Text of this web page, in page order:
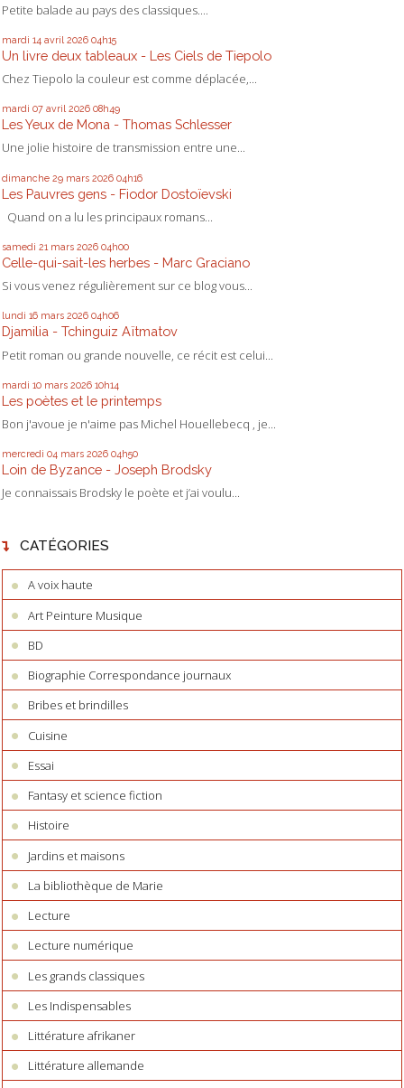
Petite balade au pays des classiques....
mardi 14 avril 2026 04h15
Un livre deux tableaux - Les Ciels de Tiepolo
Chez Tiepolo la couleur est comme déplacée,...
mardi 07 avril 2026 08h49
Les Yeux de Mona - Thomas Schlesser
Une jolie histoire de transmission entre une...
dimanche 29 mars 2026 04h16
Les Pauvres gens - Fiodor Dostoïevski
Quand on a lu les principaux romans...
samedi 21 mars 2026 04h00
Celle-qui-sait-les herbes - Marc Graciano
Si vous venez régulièrement sur ce blog vous...
lundi 16 mars 2026 04h06
Djamilia - Tchinguiz Aïtmatov
Petit roman ou grande nouvelle, ce récit est celui...
mardi 10 mars 2026 10h14
Les poètes et le printemps
Bon j'avoue je n'aime pas Michel Houellebecq , je...
mercredi 04 mars 2026 04h50
Loin de Byzance - Joseph Brodsky
Je connaissais Brodsky le poète et j’ai voulu...
CATÉGORIES
A voix haute
Art Peinture Musique
BD
Biographie Correspondance journaux
Bribes et brindilles
Cuisine
Essai
Fantasy et science fiction
Histoire
Jardins et maisons
La bibliothèque de Marie
Lecture
Lecture numérique
Les grands classiques
Les Indispensables
Littérature afrikaner
Littérature allemande